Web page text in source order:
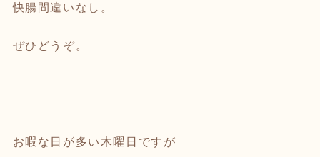
快腸間違いなし。
ぜひどうぞ。
お暇な日が多い木曜日ですが